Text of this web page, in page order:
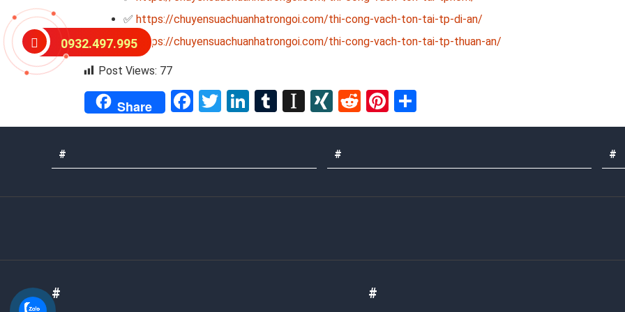
✅ https://chuyensuachuanhatrongoi.com/thi-cong-vach-ton-tai-tp-di-an/
✅https://chuyensuachuanhatrongoi.com/thi-cong-vach-ton-tai-tp-thuan-an/
Post Views: 77
Share Facebook
TwitterLinkedIn
Tumblr
Instapaper
XINGRedditPinterest
# # #
# #
0932.497.995